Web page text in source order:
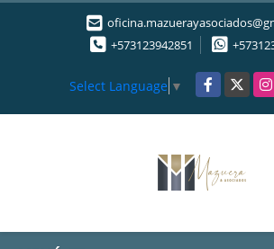
+573123942851
Select Language ▼ Facebook
X